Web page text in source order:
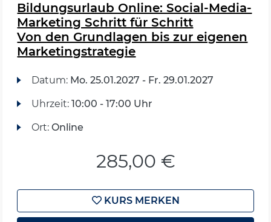
Bildungsurlaub Online: Social-Media-
Marketing Schritt für Schritt
Von den Grundlagen bis zur eigenen
Marketingstrategie
Datum: Mo. 25.01.2027 - Fr. 29.01.2027
Uhrzeit: 10:00 - 17:00 Uhr
Ort: Online
285,00 €
KURS MERKEN